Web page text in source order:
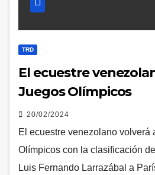
TRD
El ecuestre
Juegos Olímpicos
20/02/2024
El ecuestre venezolano volverá
Olímpicos con la clasificación
Luis Fernando Larrazábal a